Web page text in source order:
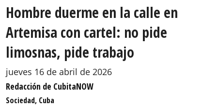
Hombre duerme en la calle en
Artemisa con cartel: no pide
limosnas, pide trabajo
jueves 16 de abril de 2026
Redacción de CubitaNOW
Sociedad, Cuba